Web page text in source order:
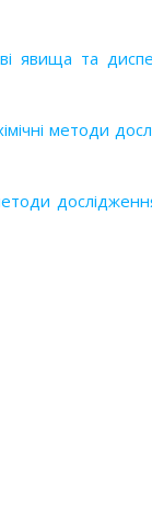
явища та
методи